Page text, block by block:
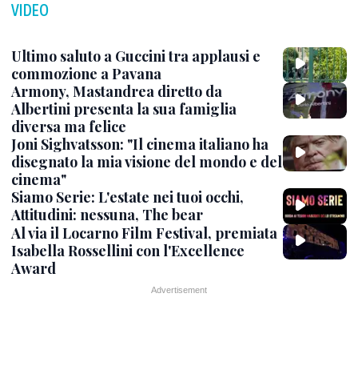
VIDEO
Ultimo saluto a Guccini tra applausi e
commozione a Pavana
Armony, Mastandrea diretto da
Albertini presenta la sua famiglia
diversa ma felice
Joni Sighvatsson: "Il cinema italiano ha
disegnato la mia visione del mondo e del
cinema"
Siamo Serie: L'estate nei tuoi occhi,
Attitudini: nessuna, The bear
Al via il Locarno Film Festival, premiata
Isabella Rossellini con l'Excellence
Award